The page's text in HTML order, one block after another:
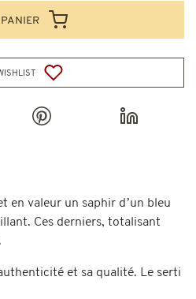
en valeur un saphir d’un bleu
Ces derniers, totalisant
et sa qualité. Le serti